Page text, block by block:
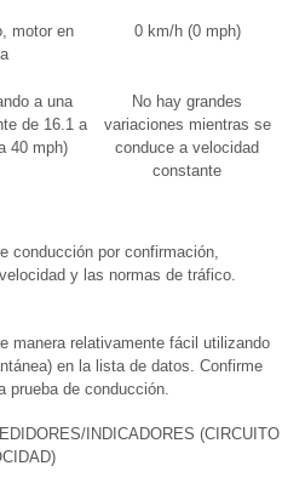
motor en
0 km/h (0 mph)
a una
de 16.1 a
40 mph)
No hay grandes
variaciones mientras se
conduce a velocidad
constante
conducción por confirmación,
y las normas de tráfico.
manera relativamente fácil utilizando
en la lista de datos. Confirme
prueba de conducción.
INDICADORES (CIRCUITO